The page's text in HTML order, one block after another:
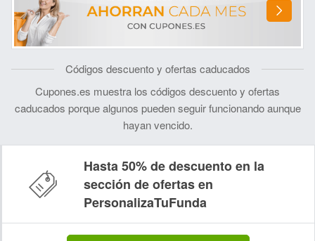
Códigos descuento y ofertas caducados
Cupones.es muestra los códigos descuento y ofertas
caducados porque algunos pueden seguir funcionando aunque
hayan vencido.
Hasta 50% de descuento en la
sección de ofertas en
PersonalizaTuFunda